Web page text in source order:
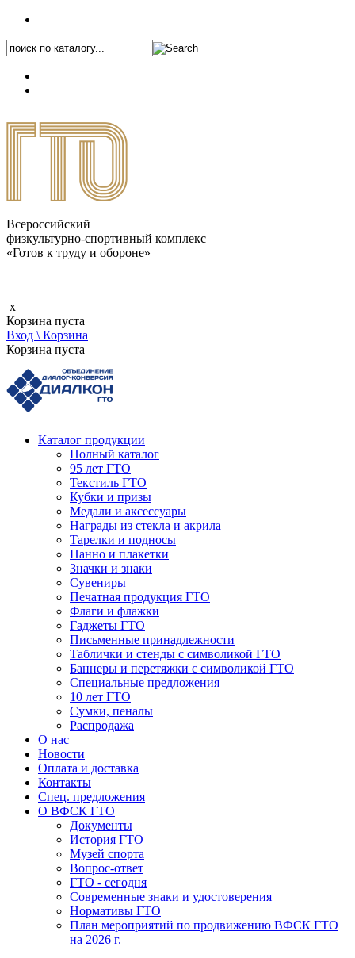
Всероссийский
физкультурно-спортивный комплекс
«Готов к труду и обороне»
x
Корзина пуста
Вход \ Корзина
Корзина пуста
Каталог продукции
Полный каталог
95 лет ГТО
Текстиль ГТО
Кубки и призы
Медали и аксессуары
Награды из стекла и акрила
Тарелки и подносы
Панно и плакетки
Значки и знаки
Сувениры
Печатная продукция ГТО
Флаги и флажки
Гаджеты ГТО
Письменные принадлежности
Таблички и стенды с символикой ГТО
Баннеры и перетяжки с символикой ГТО
Специальные предложения
10 лет ГТО
Сумки, пеналы
Распродажа
О нас
Новости
Оплата и доставка
Контакты
Спец. предложения
О ВФСК ГТО
Документы
История ГТО
Музей спорта
Вопрос-ответ
ГТО - сегодня
Современные знаки и удостоверения
Нормативы ГТО
План мероприятий по продвижению ВФСК ГТО
на 2026 г.